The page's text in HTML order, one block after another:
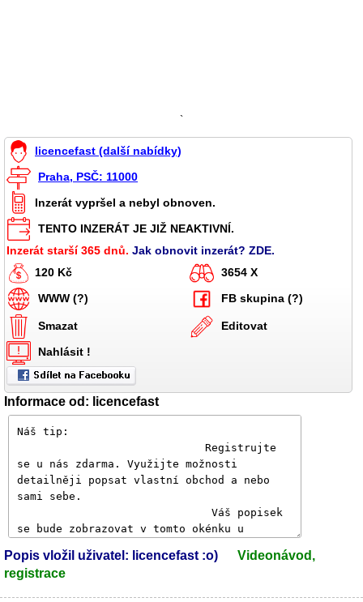
`
licencefast (další nabídky)
Praha, PSČ: 11000
Inzerát vypršel a nebyl obnoven.
TENTO INZERÁT JE JIŽ NEAKTIVNÍ.
Inzerát starší 365 dnů. Jak obnovit inzerát? ZDE.
120 Kč
3654 X
WWW (?)
FB skupina (?)
Smazat
Editovat
Nahlásit !
Informace od: licencefast
Popis vložil uživatel: licencefast :o)
Videonávod,
registrace